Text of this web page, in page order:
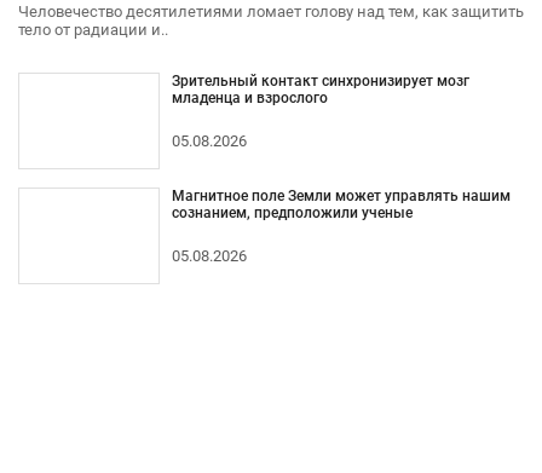
Человечество десятилетиями ломает голову над тем, как защитить
тело от радиации и..
Зрительный контакт синхронизирует мозг
младенца и взрослого
05.08.2026
Магнитное поле Земли может управлять нашим
сознанием, предположили ученые
05.08.2026